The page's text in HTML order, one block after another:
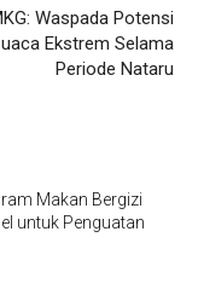
Waspada Potensi
Ekstrem Selama
Periode Nataru
Makan Bergizi
untuk Penguatan